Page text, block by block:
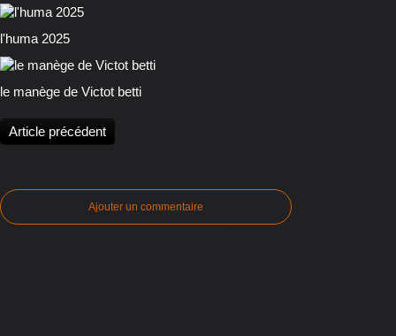
l'huma 2025
le manège de Victot betti
Article précédent
Ajouter un commentaire